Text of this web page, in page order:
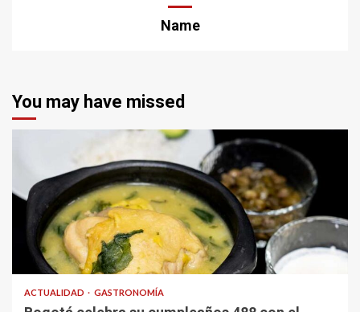
Name
You may have missed
ACTUALIDAD GASTRONOMÍA